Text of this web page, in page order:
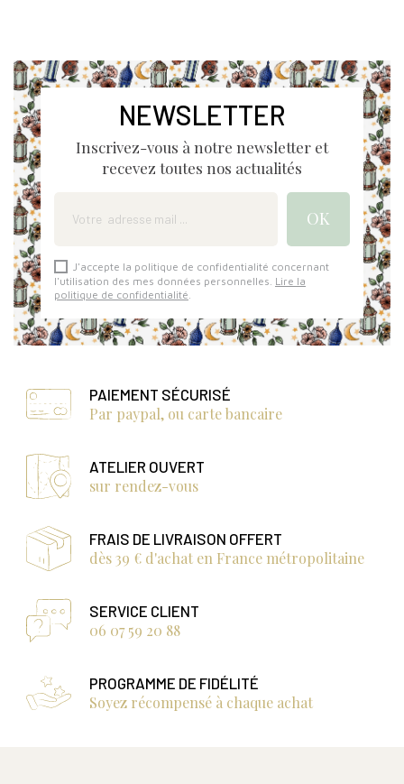
NEWSLETTER
Inscrivez-vous à notre newsletter et
recevez toutes nos actualités
J'accepte la politique de confidentialité concernant
l'utilisation des mes données personnelles. Lire la
politique de confidentialité.
PAIEMENT SÉCURISÉ
Par paypal, ou carte bancaire
ATELIER OUVERT
sur rendez-vous
FRAIS DE LIVRAISON OFFERT
dès 39 € d'achat en France métropolitaine
SERVICE CLIENT
06 07 59 20 88
PROGRAMME DE FIDÉLITÉ
Soyez récompensé à chaque achat